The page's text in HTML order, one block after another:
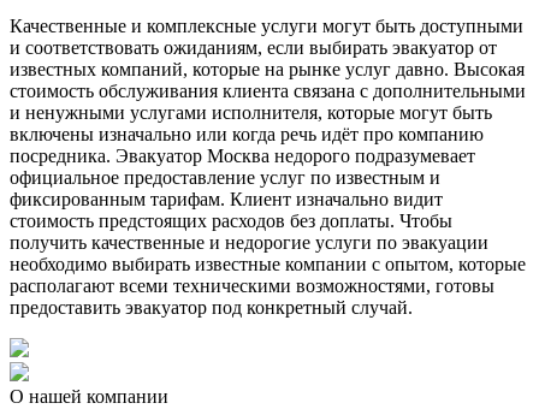
Качественные и комплексные услуги могут быть доступными
и соответствовать ожиданиям, если выбирать эвакуатор от
известных компаний, которые на рынке услуг давно. Высокая
стоимость обслуживания клиента связана с дополнительными
и ненужными услугами исполнителя, которые могут быть
включены изначально или когда речь идёт про компанию
посредника. Эвакуатор Москва недорого подразумевает
официальное предоставление услуг по известным и
фиксированным тарифам. Клиент изначально видит
стоимость предстоящих расходов без доплаты. Чтобы
получить качественные и недорогие услуги по эвакуации
необходимо выбирать известные компании с опытом, которые
располагают всеми техническими возможностями, готовы
предоставить эвакуатор под конкретный случай.
О нашей компании